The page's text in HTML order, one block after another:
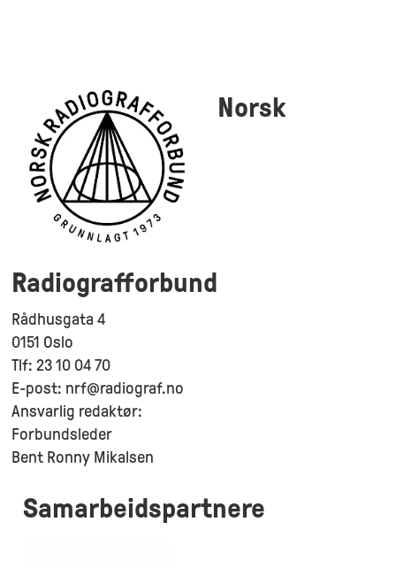
Norsk
Radiografforbund
Rådhusgata 4
0151 Oslo
Tlf: 23 10 04 70
E-post: nrf@radiograf.no
Ansvarlig redaktør:
Forbundsleder
Bent Ronny Mikalsen
Samarbeidspartnere